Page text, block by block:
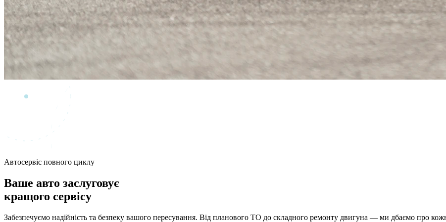
Автосервіс повного циклу
Ваше авто заслуговує
кращого сервісу
Забезпечуємо надійність та безпеку вашого пересування. Від планового ТО до складного ремонту двигуна — ми дбаємо про